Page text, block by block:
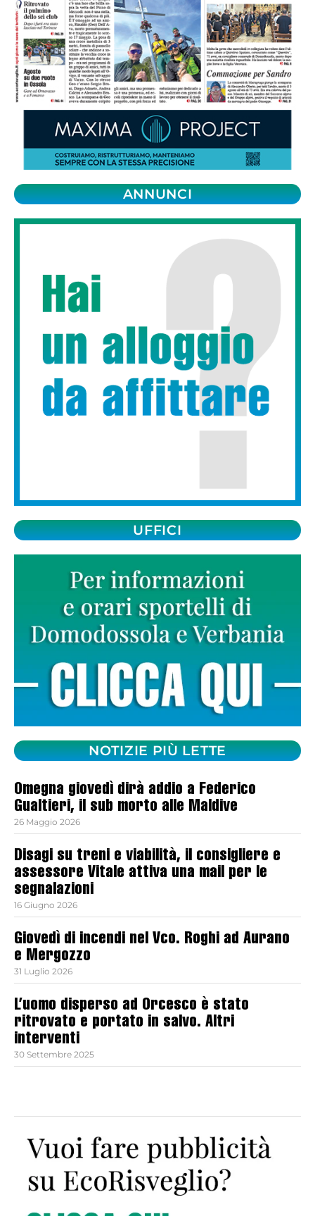
ANNUNCI
UFFICI
NOTIZIE PIÙ LETTE
Omegna giovedì dirà addio a Federico
Gualtieri, il sub morto alle Maldive
26 Maggio 2026
Disagi su treni e viabilità, il consigliere e
assessore Vitale attiva una mail per le
segnalazioni
16 Giugno 2026
Giovedì di incendi nel Vco. Roghi ad Aurano
e Mergozzo
31 Luglio 2026
L’uomo disperso ad Orcesco è stato
ritrovato e portato in salvo. Altri
interventi
30 Settembre 2025